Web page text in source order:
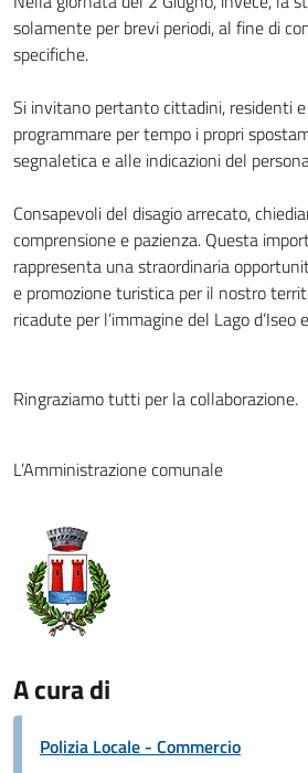
solamente per brevi periodi, al fine di
specifiche.
Si invitano pertanto cittadini, residenti
programmare per tempo i propri
segnaletica e alle indicazioni del
Consapevoli del disagio arrecato,
comprensione e pazienza. Questa
rappresenta una straordinaria
e promozione turistica per il nostro
ricadute per l’immagine del Lago
Ringraziamo tutti per la collaborazione.
L’Amministrazione comunale
A cura di
Polizia Locale - Commercio